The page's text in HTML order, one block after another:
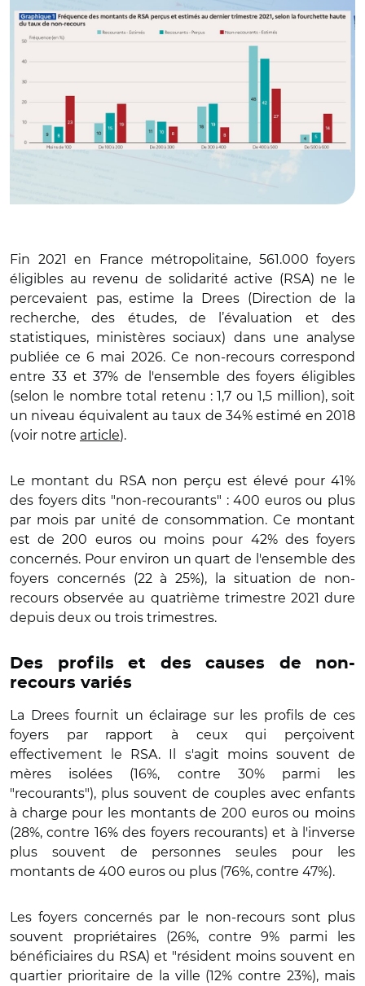
Fin 2021 en France métropolitaine, 561.000 foyers
éligibles au revenu de solidarité active (RSA) ne le
percevaient pas, estime la Drees (Direction de la
recherche, des études, de l’évaluation et des
statistiques, ministères sociaux) dans une analyse
publiée ce 6 mai 2026. Ce non-recours correspond
entre 33 et 37% de l'ensemble des foyers éligibles
(selon le nombre total retenu : 1,7 ou 1,5 million), soit
un niveau équivalent au taux de 34% estimé en 2018
(voir notre article).
Le montant du RSA non perçu est élevé pour 41%
des foyers dits "non-recourants" : 400 euros ou plus
par mois par unité de consommation. Ce montant
est de 200 euros ou moins pour 42% des foyers
concernés. Pour environ un quart de l'ensemble des
foyers concernés (22 à 25%), la situation de non-
recours observée au quatrième trimestre 2021 dure
depuis deux ou trois trimestres.
Des profils et des causes de non-
recours variés
La Drees fournit un éclairage sur les profils de ces
foyers par rapport à ceux qui perçoivent
effectivement le RSA. Il s'agit moins souvent de
mères isolées (16%, contre 30% parmi les
"recourants"), plus souvent de couples avec enfants
à charge pour les montants de 200 euros ou moins
(28%, contre 16% des foyers recourants) et à l'inverse
plus souvent de personnes seules pour les
montants de 400 euros ou plus (76%, contre 47%).
Les foyers concernés par le non-recours sont plus
souvent propriétaires (26%, contre 9% parmi les
bénéficiaires du RSA) et "résident moins souvent en
quartier prioritaire de la ville (12% contre 23%), mais